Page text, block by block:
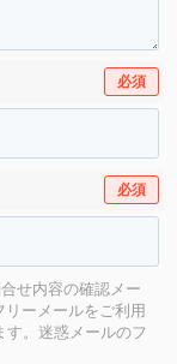
必須
必須
せ内容の確認メー
ーメールをご利用
。 迷惑メールのフ